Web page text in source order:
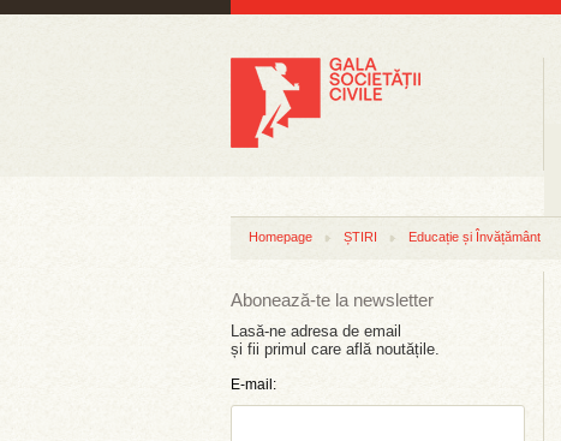
Homepage ȘTIRI Educație și Învățământ
Abonează-te la newsletter
Lasă-ne adresa de email
și fii primul care află noutățile.
E-mail: